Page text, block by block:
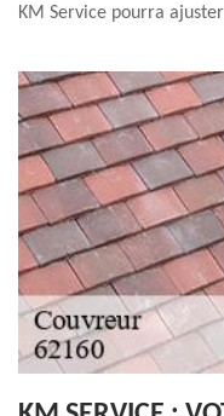
KM Service pourra